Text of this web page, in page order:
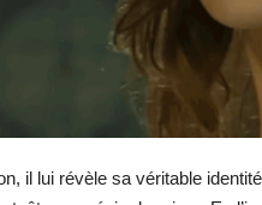
il lui révèle sa véritable